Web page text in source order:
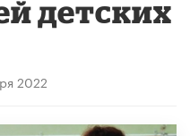
детских
2022